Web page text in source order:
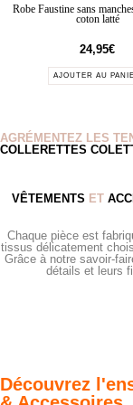
Robe Faustine sans
coton latté
24,95€
AJOUTER AU
AGRÉMENTEZ LES
COLLERETTES
VÊTEMENTS ET
Chaque pièce est
tissus délicatement
Grâce à notre savoir-
détails et leurs
Découvrez